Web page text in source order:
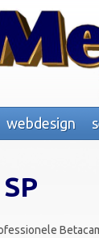
webdesign